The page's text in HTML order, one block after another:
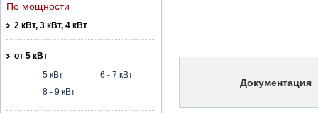
По мощности
2 кВт, 3 кВт, 4 кВт
от 5 кВт
5 кВт
6 - 7 кВт
8 - 9 кВт
Документация